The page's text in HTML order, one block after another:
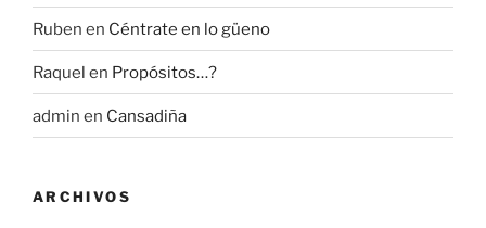
Ruben en Céntrate en lo güeno
Raquel en Propósitos…?
admin en Cansadiña
ARCHIVOS